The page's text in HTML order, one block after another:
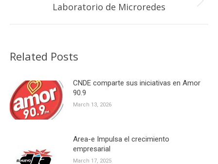
Next
Laboratorio de Microredes
Related Posts
CNDE comparte sus iniciativas en Amor
90.9
March 13, 2026
Area-e Impulsa el crecimiento
empresarial
March 17, 2025